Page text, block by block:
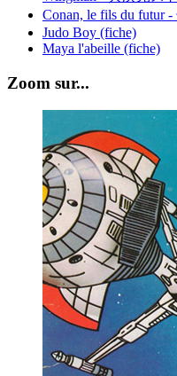
Conan, le fils du futur
Judo Boy (fiche)
Maya l'abeille (fiche)
Zoom sur...